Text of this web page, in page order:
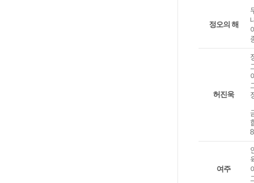
정오의 해
허진욱
여주